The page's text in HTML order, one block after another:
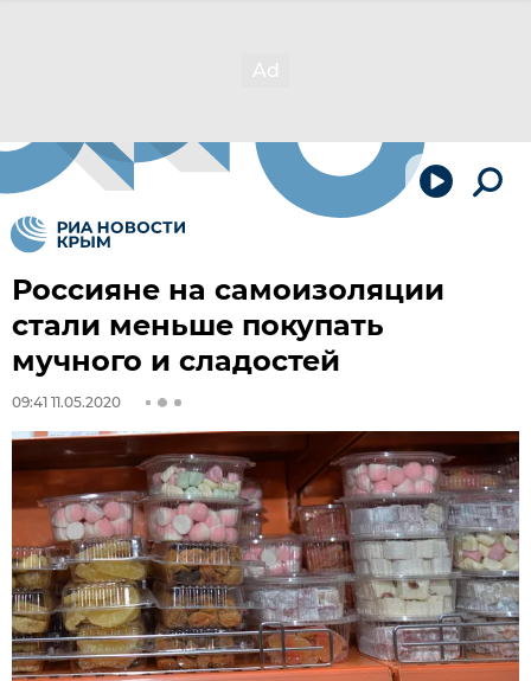
Россияне на самоизоляции
стали меньше покупать
мучного и сладостей
09:41 11.05.2020